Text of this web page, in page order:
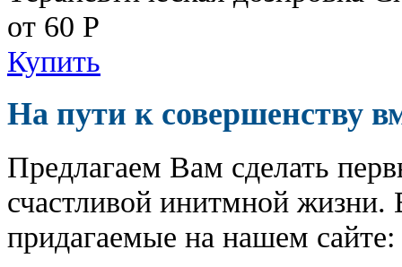
от 60 Р
Купить
На пути к совершенству
Предлагаем Вам сделать
счастливой инитмной жизни.
придагаемые на нашем сайте: